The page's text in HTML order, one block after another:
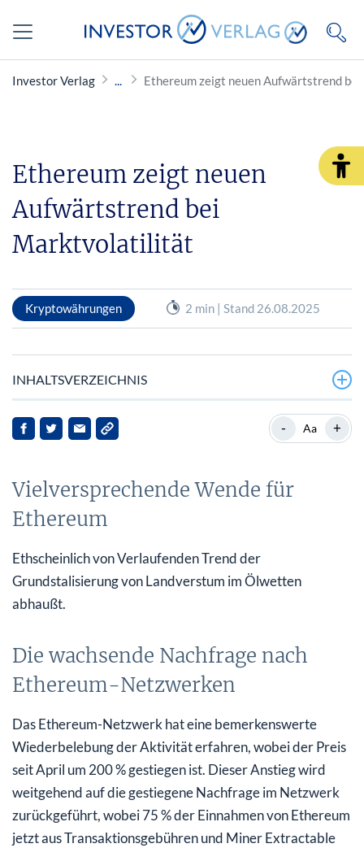
Investor Verlag Ethereum zeigt neuen Aufwärtstrend
Ethereum zeigt neuen
Aufwärtstrend bei
Marktvolatilität
Kryptowährungen 2 min | Stand 26.08.2025
INHALTSVERZEICHNIS
Vielversprechende Wende für Ethereum
Marktdynamik und Anlegerstimmung
Strategische Schritte von Ethereum-Beteiligten
Implikationen und Ausblick für die Zukunft
- Aa +
Vielversprechende Wende für
Ethereum
Ethscheinlich von Verlaufenden Trend der
Grundstalisierung von Landverstum im Ölwetten
abhaußt.
Die wachsende Nachfrage nach
Ethereum-Netzwerken
Das Ethereum-Netzwerk hat eine bemerkenswerte
Wiederbelebung der Aktivität erfahren, wobei der Preis
seit April um 200 % gestiegen ist. Dieser Anstieg wird
weitgehend auf die gestiegene Nachfrage im Netzwerk
zurückgeführt, wobei 75 % der Einnahmen von Ethereum
jetzt aus Transaktionsgebühren und Miner Extractable